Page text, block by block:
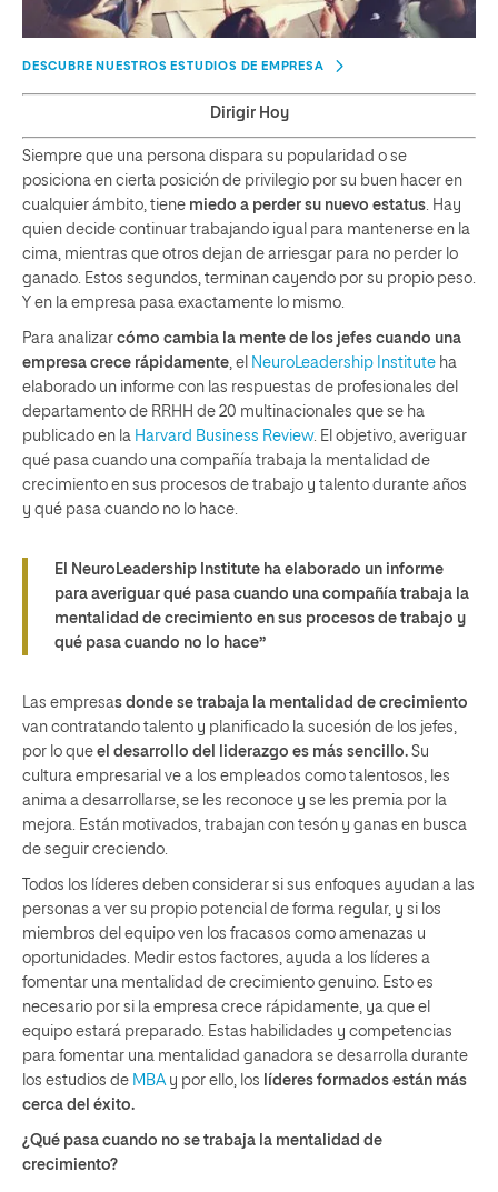
DESCUBRE NUESTROS ESTUDIOS DE EMPRESA
Dirigir Hoy
Siempre que una persona dispara su popularidad o se
posiciona en cierta posición de privilegio por su buen hacer en
cualquier ámbito, tiene miedo a perder su nuevo estatus. Hay
quien decide continuar trabajando igual para mantenerse en la
cima, mientras que otros dejan de arriesgar para no perder lo
ganado. Estos segundos, terminan cayendo por su propio peso.
Y en la empresa pasa exactamente lo mismo.
Para analizar cómo cambia la mente de los jefes cuando una
empresa crece rápidamente, el NeuroLeadership Institute ha
elaborado un informe con las respuestas de profesionales del
departamento de RRHH de 20 multinacionales que se ha
publicado en la Harvard Business Review. El objetivo, averiguar
qué pasa cuando una compañía trabaja la mentalidad de
crecimiento en sus procesos de trabajo y talento durante años
y qué pasa cuando no lo hace.
El NeuroLeadership Institute ha elaborado un informe
para averiguar qué pasa cuando una compañía trabaja la
mentalidad de crecimiento en sus procesos de trabajo y
qué pasa cuando no lo hace”
Las empresas donde se trabaja la mentalidad de crecimiento
van contratando talento y planificado la sucesión de los jefes,
por lo que el desarrollo del liderazgo es más sencillo. Su
cultura empresarial ve a los empleados como talentosos, les
anima a desarrollarse, se les reconoce y se les premia por la
mejora. Están motivados, trabajan con tesón y ganas en busca
de seguir creciendo.
Todos los líderes deben considerar si sus enfoques ayudan a las
personas a ver su propio potencial de forma regular, y si los
miembros del equipo ven los fracasos como amenazas u
oportunidades. Medir estos factores, ayuda a los líderes a
fomentar una mentalidad de crecimiento genuino. Esto es
necesario por si la empresa crece rápidamente, ya que el
equipo estará preparado. Estas habilidades y competencias
para fomentar una mentalidad ganadora se desarrolla durante
los estudios de MBAy por ello, los
líderes formados están más
cerca del éxito.
¿Qué pasa cuando no se trabaja la mentalidad de
crecimiento?